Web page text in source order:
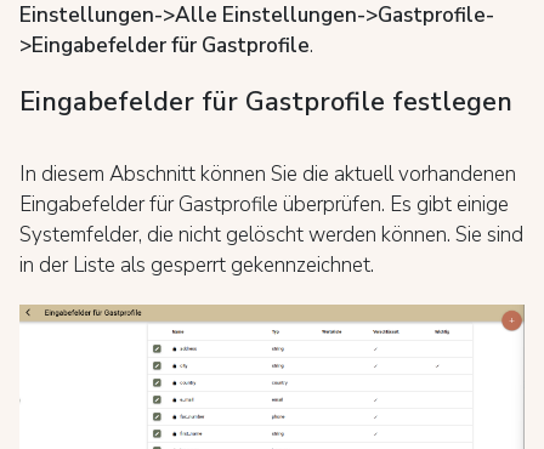
Einstellungen->Alle Einstellungen->Gastprofile-
>Eingabefelder für Gastprofile.
Eingabefelder für Gastprofile festlegen
In diesem Abschnitt können Sie die aktuell vorhandenen
Eingabefelder für Gastprofile überprüfen. Es gibt einige
Systemfelder, die nicht gelöscht werden können. Sie sind
in der Liste als gesperrt gekennzeichnet.